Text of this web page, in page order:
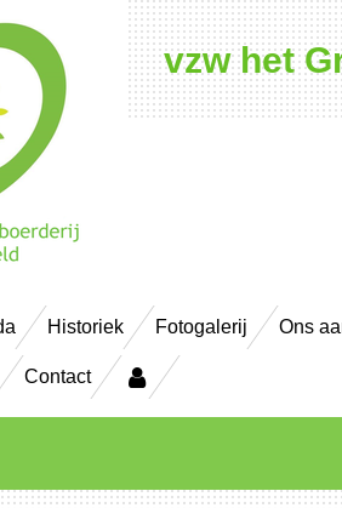
vzw het
Historiek Fotogalerij Ons
Contact